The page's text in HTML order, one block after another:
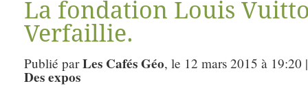
La fondation Louis
Verfaillie.
Publié parLes Cafés Géo, le 12 mars 2015 à
Des expos